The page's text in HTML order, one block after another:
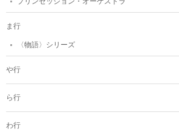
ま行
〈物語〉シリーズ
や行
ら行
わ行